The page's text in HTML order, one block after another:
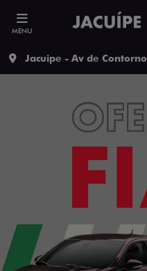
MENU
Jacuipe - Av de Contorno